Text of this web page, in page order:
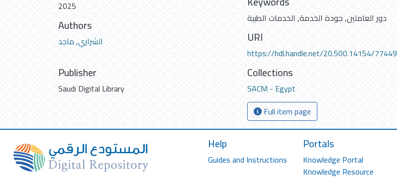
2025
Authors
الشراري, ماجد
Publisher
Saudi Digital Library
دور العاملين,جودة الخدمة, الخدمات الطبية
URI
https://hdl.handle.net/20.500.14154/77449
Collections
SACM - Egypt
Full item page
Help
Guides and Instructions
Portals
Knowledge Portal
Knowledge Resource